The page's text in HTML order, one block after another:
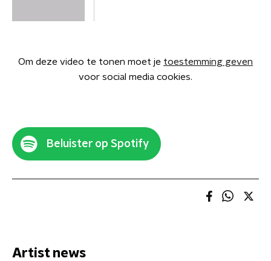
Om deze video te tonen moet je toestemming geven
voor social media cookies.
Beluister op Spotify
Artist news